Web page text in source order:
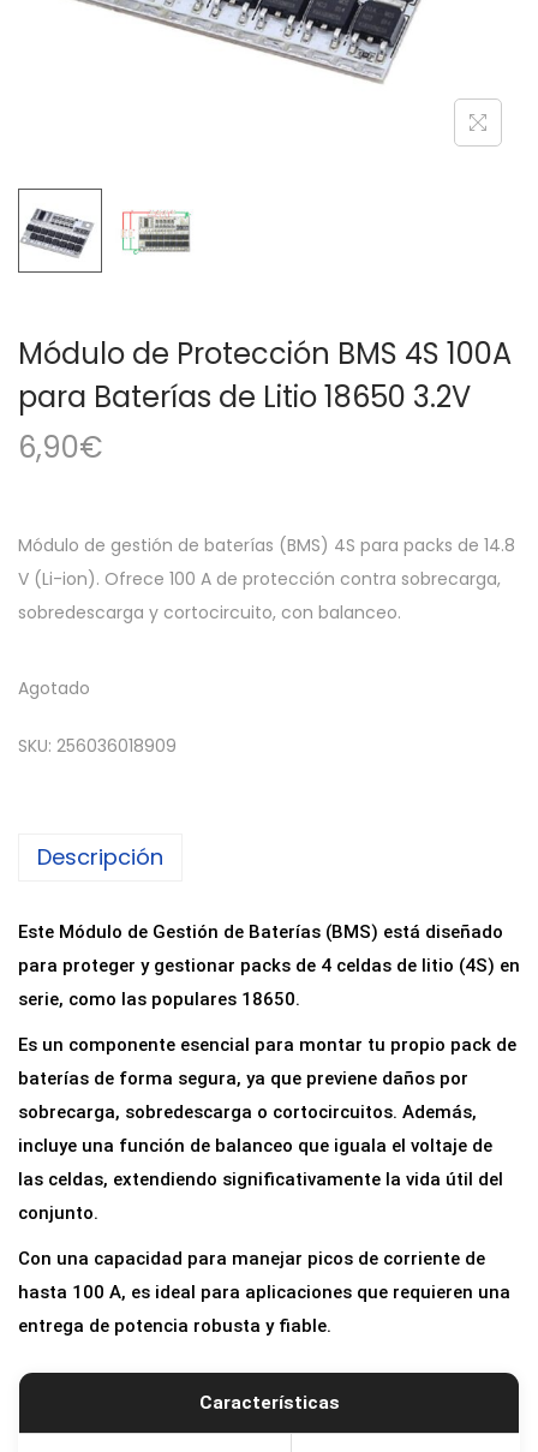
a
c
i
d
Módulo de Protección BMS 4S 100A
para Baterías de Litio 18650 3.2V
6,90€
Módulo de gestión de baterías (BMS) 4S para packs de 14.8
V (Li-ion). Ofrece 100 A de protección contra sobrecarga,
sobredescarga y cortocircuito, con balanceo.
Agotado
SKU: 256036018909
Descripción
Este Módulo de Gestión de Baterías (BMS) está diseñado
para proteger y gestionar packs de 4 celdas de litio (4S) en
serie, como las populares 18650.
Es un componente esencial para montar tu propio pack de
baterías de forma segura, ya que previene daños por
sobrecarga, sobredescarga o cortocircuitos. Además,
incluye una función de balanceo que iguala el voltaje de
las celdas, extendiendo significativamente la vida útil del
conjunto.
Con una capacidad para manejar picos de corriente de
hasta 100 A, es ideal para aplicaciones que requieren una
entrega de potencia robusta y fiable.
Características